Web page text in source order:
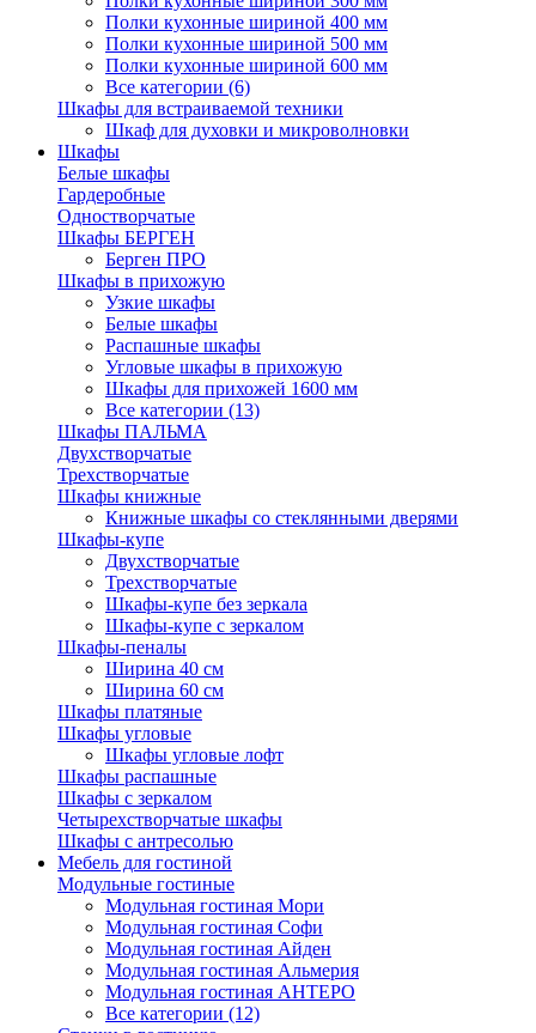
Полки кухонные шириной 400 мм
Полки кухонные шириной 500 мм
Полки кухонные шириной 600 мм
Все категории (6)
Шкафы для встраиваемой техники
Шкаф для духовки и микроволновки
Шкафы
Белые шкафы
Гардеробные
Одностворчатые
Шкафы БЕРГЕН
Берген ПРО
Шкафы в прихожую
Узкие шкафы
Белые шкафы
Распашные шкафы
Угловые шкафы в прихожую
Шкафы для прихожей 1600 мм
Все категории (13)
Шкафы ПАЛЬМА
Двухстворчатые
Трехстворчатые
Шкафы книжные
Книжные шкафы со стеклянными дверями
Шкафы-купе
Двухстворчатые
Трехстворчатые
Шкафы-купе без зеркала
Шкафы-купе с зеркалом
Шкафы-пеналы
Ширина 40 см
Ширина 60 см
Шкафы платяные
Шкафы угловые
Шкафы угловые лофт
Шкафы распашные
Шкафы с зеркалом
Четырехстворчатые шкафы
Шкафы с антресолью
Мебель для гостиной
Модульные гостиные
Модульная гостиная Мори
Модульная гостиная Софи
Модульная гостиная Айден
Модульная гостиная Альмерия
Модульная гостиная АНТЕРО
Все категории (12)